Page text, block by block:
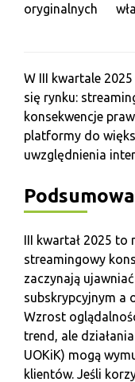
oryginalnych
W III kwartale
się rynku:
konsekwencje
platformy do
uwzględnienia
III kwartał 2025
streamingowy
zaczynają
subskrypcyjnym a
Wzrost
trend, ale
UOKiK) mogą
klientów. Jeśli